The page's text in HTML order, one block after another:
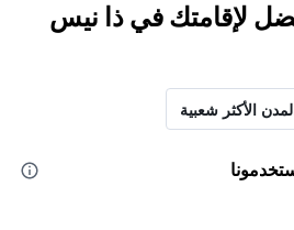
لإقامتك في ذا نيس
الأكثر شعبية